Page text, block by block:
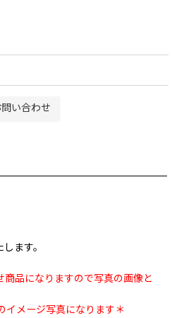
問い合わせ
ます。
品になりますので写真の画像と
イメージ写真になります＊